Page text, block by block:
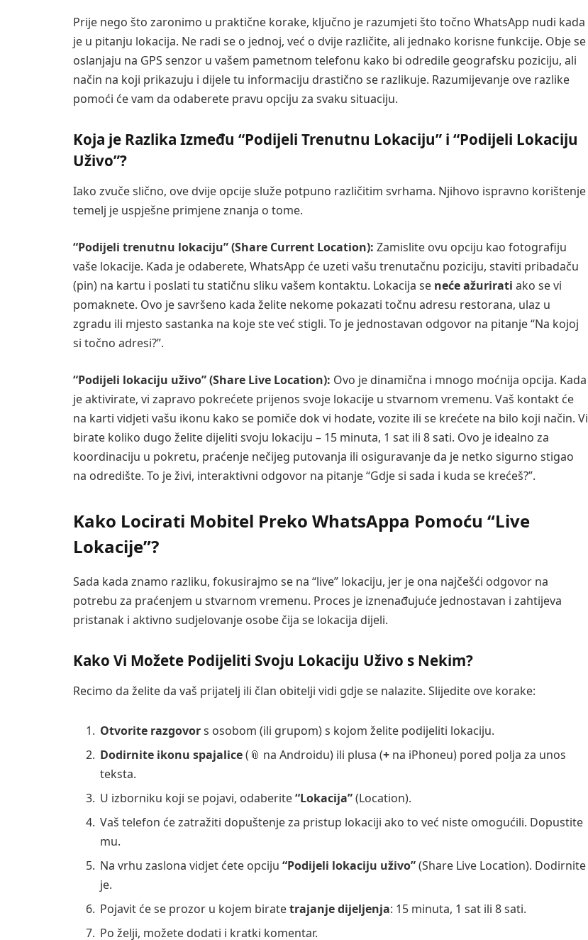
Prije nego što zaronimo u praktične korake, ključno je razumjeti što točno WhatsApp nudi kada
je u pitanju lokacija. Ne radi se o jednoj, već o dvije različite, ali jednako korisne funkcije. Obje se
oslanjaju na GPS senzor u vašem pametnom telefonu kako bi odredile geografsku poziciju, ali
način na koji prikazuju i dijele tu informaciju drastično se razlikuje. Razumijevanje ove razlike
pomoći će vam da odaberete pravu opciju za svaku situaciju.
Koja je Razlika Između “Podijeli Trenutnu Lokaciju” i “Podijeli Lokaciju
Uživo”?
Iako zvuče slično, ove dvije opcije služe potpuno različitim svrhama. Njihovo ispravno korištenje
temelj je uspješne primjene znanja o tome.
“Podijeli trenutnu lokaciju” (Share Current Location): Zamislite ovu opciju kao fotografiju
vaše lokacije. Kada je odaberete, WhatsApp će uzeti vašu trenutačnu poziciju, staviti pribadaču
(pin) na kartu i poslati tu statičnu sliku vašem kontaktu. Lokacija se neće ažurirati ako se vi
pomaknete. Ovo je savršeno kada želite nekome pokazati točnu adresu restorana, ulaz u
zgradu ili mjesto sastanka na koje ste već stigli. To je jednostavan odgovor na pitanje “Na kojoj
si točno adresi?”.
“Podijeli lokaciju uživo” (Share Live Location): Ovo je dinamična i mnogo moćnija opcija. Kada
je aktivirate, vi zapravo pokrećete prijenos svoje lokacije u stvarnom vremenu. Vaš kontakt će
na karti vidjeti vašu ikonu kako se pomiče dok vi hodate, vozite ili se krećete na bilo koji način. Vi
birate koliko dugo želite dijeliti svoju lokaciju – 15 minuta, 1 sat ili 8 sati. Ovo je idealno za
koordinaciju u pokretu, praćenje nečijeg putovanja ili osiguravanje da je netko sigurno stigao
na odredište. To je živi, interaktivni odgovor na pitanje “Gdje si sada i kuda se krećeš?”.
Kako Locirati Mobitel Preko WhatsAppa Pomoću “Live
Lokacije”?
Sada kada znamo razliku, fokusirajmo se na “live” lokaciju, jer je ona najčešći odgovor na
potrebu za praćenjem u stvarnom vremenu. Proces je iznenađujuće jednostavan i zahtijeva
pristanak i aktivno sudjelovanje osobe čija se lokacija dijeli.
Kako Vi Možete Podijeliti Svoju Lokaciju Uživo s Nekim?
Recimo da želite da vaš prijatelj ili član obitelji vidi gdje se nalazite. Slijedite ove korake:
Otvorite razgovors osobom (ili grupom) s kojom želite podijeliti lokaciju.
Dodirnite ikonu spajalice(📎 na Androidu) ili plusa (+ na iPhoneu) pored polja za unos
teksta.
U izborniku koji se pojavi, odaberite“Lokacija”(Location).
Vaš telefon će zatražiti dopuštenje za pristup lokaciji ako to već niste omogućili. Dopustite
mu.
Na vrhu zaslona vidjet ćete opciju “Podijeli lokaciju uživo”(Share Live Location). Dodirnite
je.
Pojavit će se prozor u kojem biratetrajanje dijeljenja: 15 minuta, 1 sat ili 8 sati.
Po želji, možete dodati i kratki komentar.